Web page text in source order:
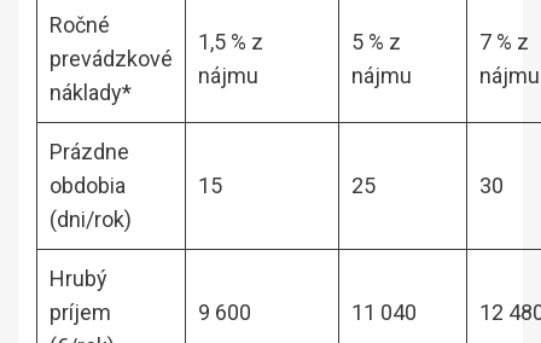
Ročné
prevádzkové
náklady*
1,5 % z
nájmu
5 % z
nájmu
7 % z
nájmu
Prázdne
obdobia
(dni/rok)
15 25 30
Hrubý
príjem
9 600 11 040 12